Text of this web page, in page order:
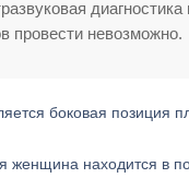
провести невозможно.
боковая позиция
находится в